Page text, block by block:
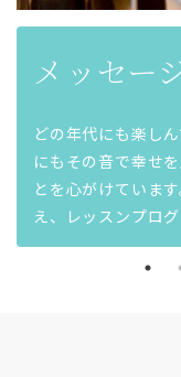
メッセー
どの年代にも楽し
にもその音で幸せ
とを心がけていま
え、レッスンプロ